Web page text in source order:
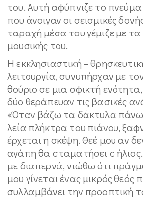
του. Αυτή αφύπνιζε το
που άνοιγαν οι σεισμικές
ταραχή μέσα του γέμιζε με
μουσικής του.
Η εκκλησιαστική –
λειτουργία, συνυπήρχαν με
θούριο σε μια σφικτή
δύο θεράπευαν τις βασικές
«Όταν βάζω τα δάκτυλα
λεία πλήκτρα του πιάνου,
έρχεται η σκέψη. Θεέ μου αν
αγάπη θα σταματήσει ο
με διαπερνά, νιώθω ότι
μου γίνεται ένας μικρός θεός
συλλαμβάνει την προοπτική